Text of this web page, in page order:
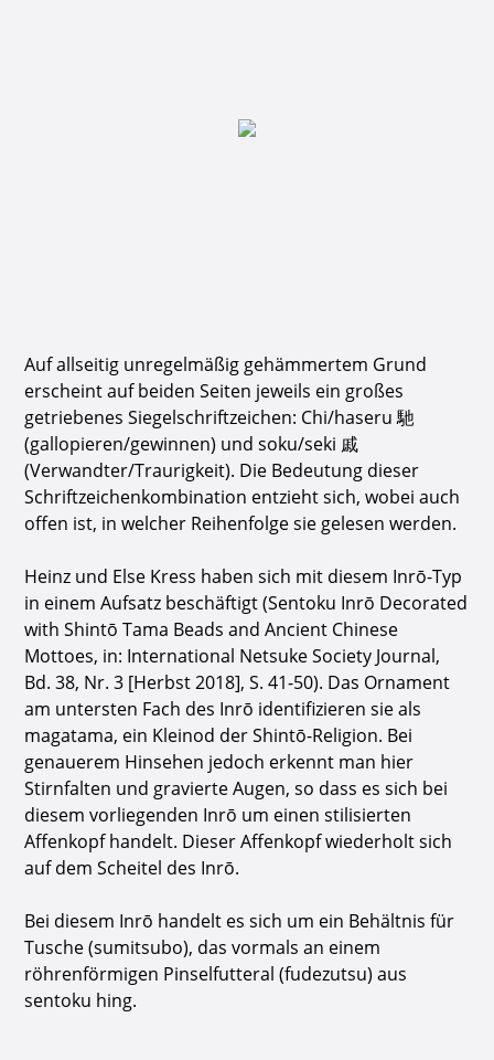
Auf allseitig unregelmäßig gehämmertem Grund
erscheint auf beiden Seiten jeweils ein großes
getriebenes Siegelschriftzeichen: Chi/haseru 馳
(gallopieren/gewinnen) und soku/seki 戚
(Verwandter/Traurigkeit). Die Bedeutung dieser
Schriftzeichenkombination entzieht sich, wobei auch
offen ist, in welcher Reihenfolge sie gelesen werden.
Heinz und Else Kress haben sich mit diesem Inrō-Typ
in einem Aufsatz beschäftigt (Sentoku Inrō Decorated
with Shintō Tama Beads and Ancient Chinese
Mottoes, in: International Netsuke Society Journal,
Bd. 38, Nr. 3 [Herbst 2018], S. 41-50). Das Ornament
am untersten Fach des Inrō identifizieren sie als
magatama, ein Kleinod der Shintō-Religion. Bei
genauerem Hinsehen jedoch erkennt man hier
Stirnfalten und gravierte Augen, so dass es sich bei
diesem vorliegenden Inrō um einen stilisierten
Affenkopf handelt. Dieser Affenkopf wiederholt sich
auf dem Scheitel des Inrō.
Bei diesem Inrō handelt es sich um ein Behältnis für
Tusche (sumitsubo), das vormals an einem
röhrenförmigen Pinselfutteral (fudezutsu) aus
sentoku hing.